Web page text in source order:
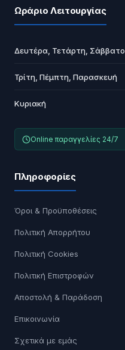
Ωράριο Λειτουργίας
Δευτέρα, Τετάρτη, Σάββατο
Τρίτη, Πέμπτη, Παρασκευή
Κυριακή
Online παραγγελίες 24/7
Πληροφορίες
Όροι & Προϋποθέσεις
Πολιτική Απορρήτου
Πολιτική Cookies
Πολιτική Επιστροφών
Αποστολή & Παράδοση
Επικοινωνία
Σχετικά με εμάς